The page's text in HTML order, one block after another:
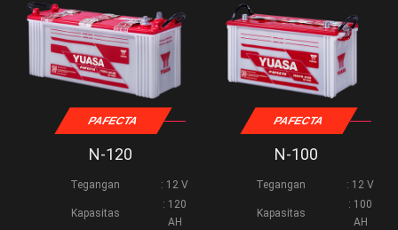
PAFECTA
N-120
Tegangan : 12 V
Kapasitas
: 120
AH
PAFECTA
N-100
Tegangan : 12 V
Kapasitas
: 100
AH